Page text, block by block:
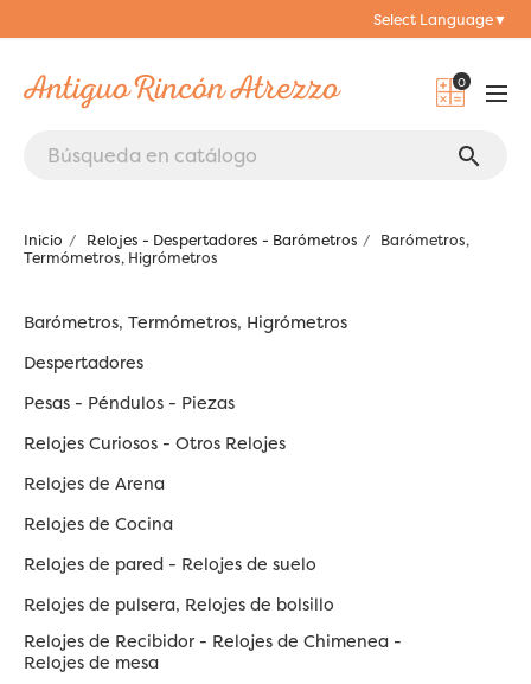
Select Language▼
0
search
Inicio Relojes - Despertadores - Barómetros
Barómetros,
Termómetros, Higrómetros
Barómetros, Termómetros, Higrómetros
Despertadores
Pesas - Péndulos - Piezas
Relojes Curiosos - Otros Relojes
Relojes de Arena
Relojes de Cocina
Relojes de pared - Relojes de suelo
Relojes de pulsera, Relojes de bolsillo
Relojes de Recibidor - Relojes de Chimenea -
Relojes de mesa